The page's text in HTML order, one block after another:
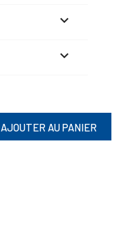
AJOUTER AU PANIER

